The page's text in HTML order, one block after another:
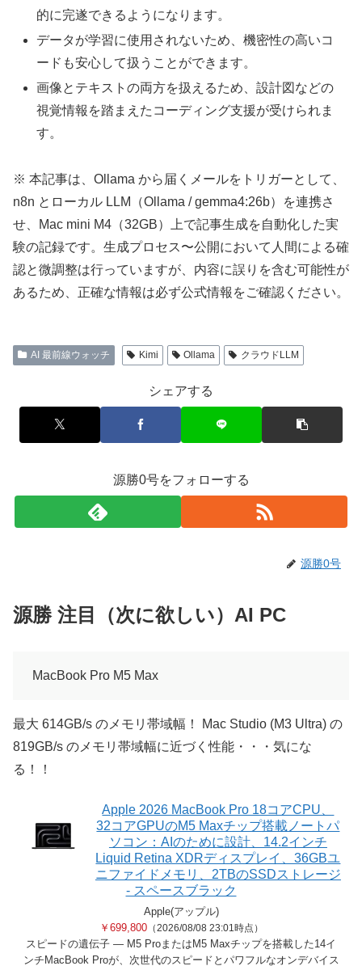
的に完遂できるようになります。
データが学習に使用されないため、機密性の高いコ
ードも安心して扱うことができます。
画像とテキストの両方を扱えるため、設計図などの
視覚情報を踏まえたコーディング支援が受けられま
す。
※ 本記事は、Ollama から届くメールをトリガーとして、
n8n とローカル LLM（Ollama / gemma4:26b）を連携さ
せ、Mac mini M4（32GB）上で記事生成を自動化した実
験の記録です。生成プロセス〜公開において人間による確
認と微調整は行っていますが、内容に誤りを含む可能性が
あるため、正確な情報は必ず公式情報をご確認ください。
AI 最前線ウォッチ Kimi Ollama クラウドLLM
シェアする
源勝0号をフォローする
源勝0号
源勝 注目（次に欲しい）AI PC
MacBook Pro M5 Max
最大 614GB/s のメモリ帯域幅！ Mac Studio (M3 Ultra) の
819GB/s のメモリ帯域幅に近づく性能・・・気にな
る！！
Apple 2026 MacBook Pro 18コアCPU、
32コアGPUのM5 Maxチップ搭載ノートパ
ソコン：AIのために設計、14.2インチ
Liquid Retina XDRディスプレイ、36GBユ
ニファイドメモリ、2TBのSSDストレージ
- スペースブラック
Apple(アップル)
￥699,800（2026/08/08 23:01時点）
スピードの遺伝子 — M5 ProまたはM5 Maxチップを搭載した14イ
ンチMacBook Proが、次世代のスピードとパワフルなオンデバイス